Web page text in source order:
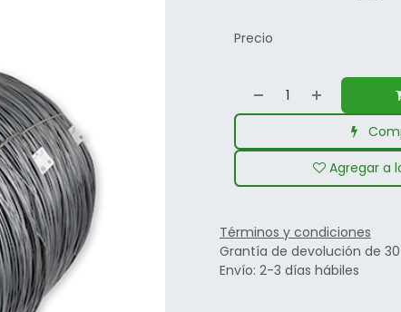
Agregar a
Precio
Términos y condiciones
Grantía de devolución de
Envío: 2-3 días hábiles